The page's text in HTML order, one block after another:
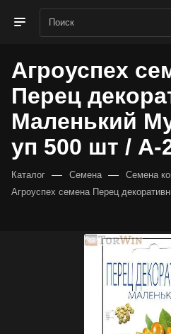
Агроуспех
Перец
Маленький
уп 500 шт / А-
Каталог — Семена — Семена
Агроуспех семена Перец